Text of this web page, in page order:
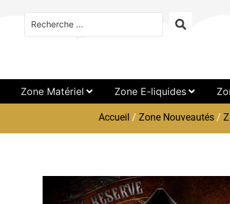
Zone Matériel Zone E-liquides
Accueil / Zone Nouveautés/